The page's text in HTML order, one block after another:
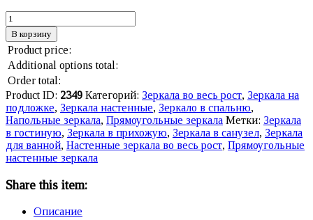
В корзину
Product price:
Additional options total:
Order total:
Product ID: 2349 Категорий: Зеркала во весь рост, Зеркала на
подложке, Зеркала настенные, Зеркало в спальню,
Напольные зеркала, Прямоугольные зеркала Метки: Зеркала
в гостиную, Зеркала в прихожую, Зеркала в санузел, Зеркала
для ванной, Настенные зеркала во весь рост, Прямоугольные
настенные зеркала
Share this item:
Описание